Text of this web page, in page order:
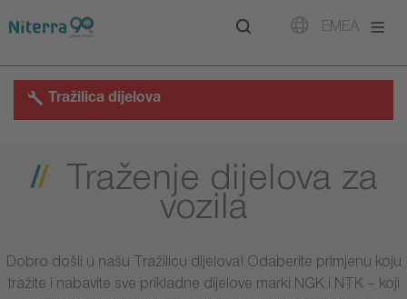
to
to
to
EMEA
Tražilica dijelova
Traženje dijelova za
vozila
Dobro došli u našu Tražilicu dijelova! Odaberite primjenu koju
tražite i nabavite sve prikladne dijelove marki NGK i NTK – koji